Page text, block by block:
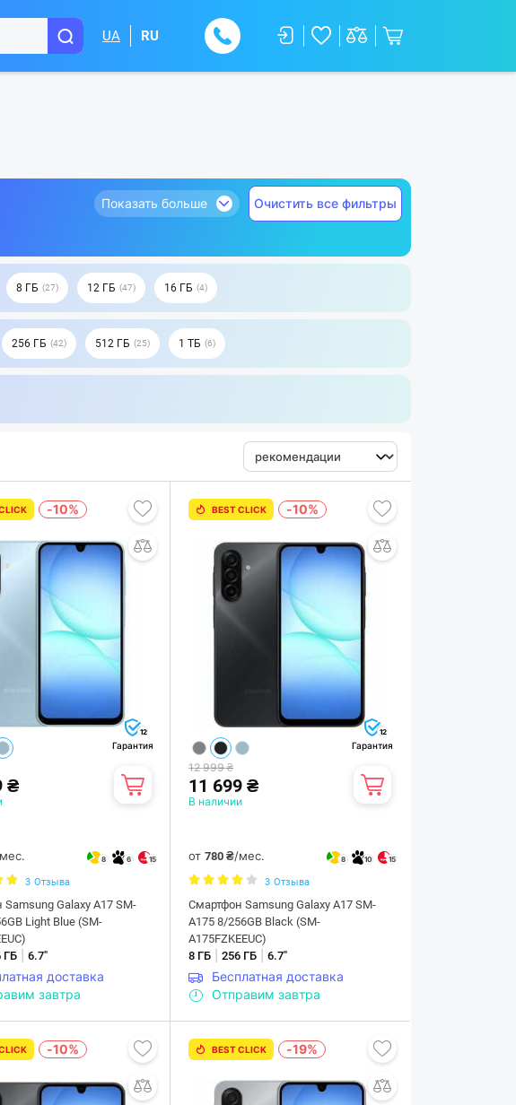
UA RU
Показать больше Очистить все фильтры
8 ГБ 27 12 ГБ 47 16 ГБ 4
256 ГБ 42 512 ГБ 25 1 ТБ 6
-10%
12
Гарантия
₴
8 6 15
3 Отзыва
Galaxy A17 SM-
Light Blue (SM-
ГБ |6.7"
доставка
завтра
BEST CLICK -10%
12
Гарантия
12 999 ₴
11 699 ₴
В наличии
от780 ₴/мес. 8 10 15
3 Отзыва
Смартфон Samsung Galaxy A17 SM-
A175 8/256GB Black (SM-
A175FZKEEUC)
8 ГБ |256 ГБ |6.7"
Бесплатная доставка
Отправим завтра
-10% BEST CLICK -19%